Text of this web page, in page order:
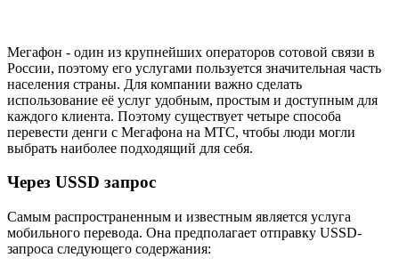
Мегафон - один из крупнейших операторов сотовой связи в
России, поэтому его услугами пользуется значительная часть
населения страны. Для компании важно сделать
использование её услуг удобным, простым и доступным для
каждого клиента. Поэтому существует четыре способа
перевести денги с Мегафона на МТС, чтобы люди могли
выбрать наиболее подходящий для себя.
Через USSD запрос
Самым распространенным и известным является услуга
мобильного перевода. Она предполагает отправку USSD-
запроса следующего содержания: